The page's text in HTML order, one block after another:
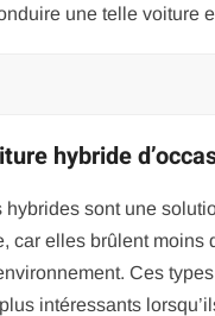
une telle voiture
hybride
hybrides sont une
car elles brûlent moins
Ces
intéressants